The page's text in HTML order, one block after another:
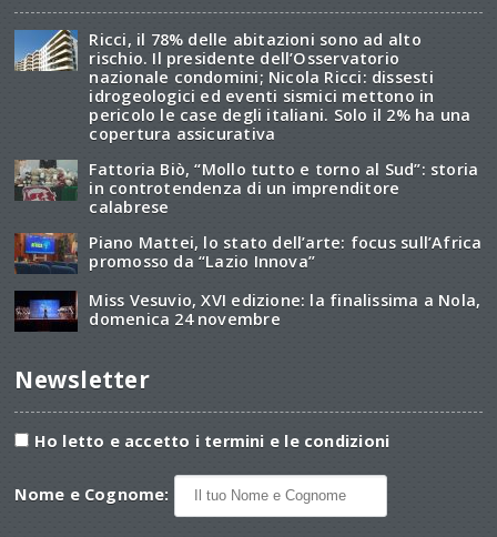
Ricci, il 78% delle abitazioni sono ad alto
rischio. Il presidente dell’Osservatorio
nazionale condomini; Nicola Ricci: dissesti
idrogeologici ed eventi sismici mettono in
pericolo le case degli italiani. Solo il 2% ha una
copertura assicurativa
Fattoria Biò, “Mollo tutto e torno al Sud”: storia
in controtendenza di un imprenditore
calabrese
Piano Mattei, lo stato dell’arte: focus sull’Africa
promosso da “Lazio Innova”
Miss Vesuvio, XVI edizione: la finalissima a Nola,
domenica 24 novembre
Newsletter
Ho letto e accetto i termini e le condizioni
Nome e Cognome: